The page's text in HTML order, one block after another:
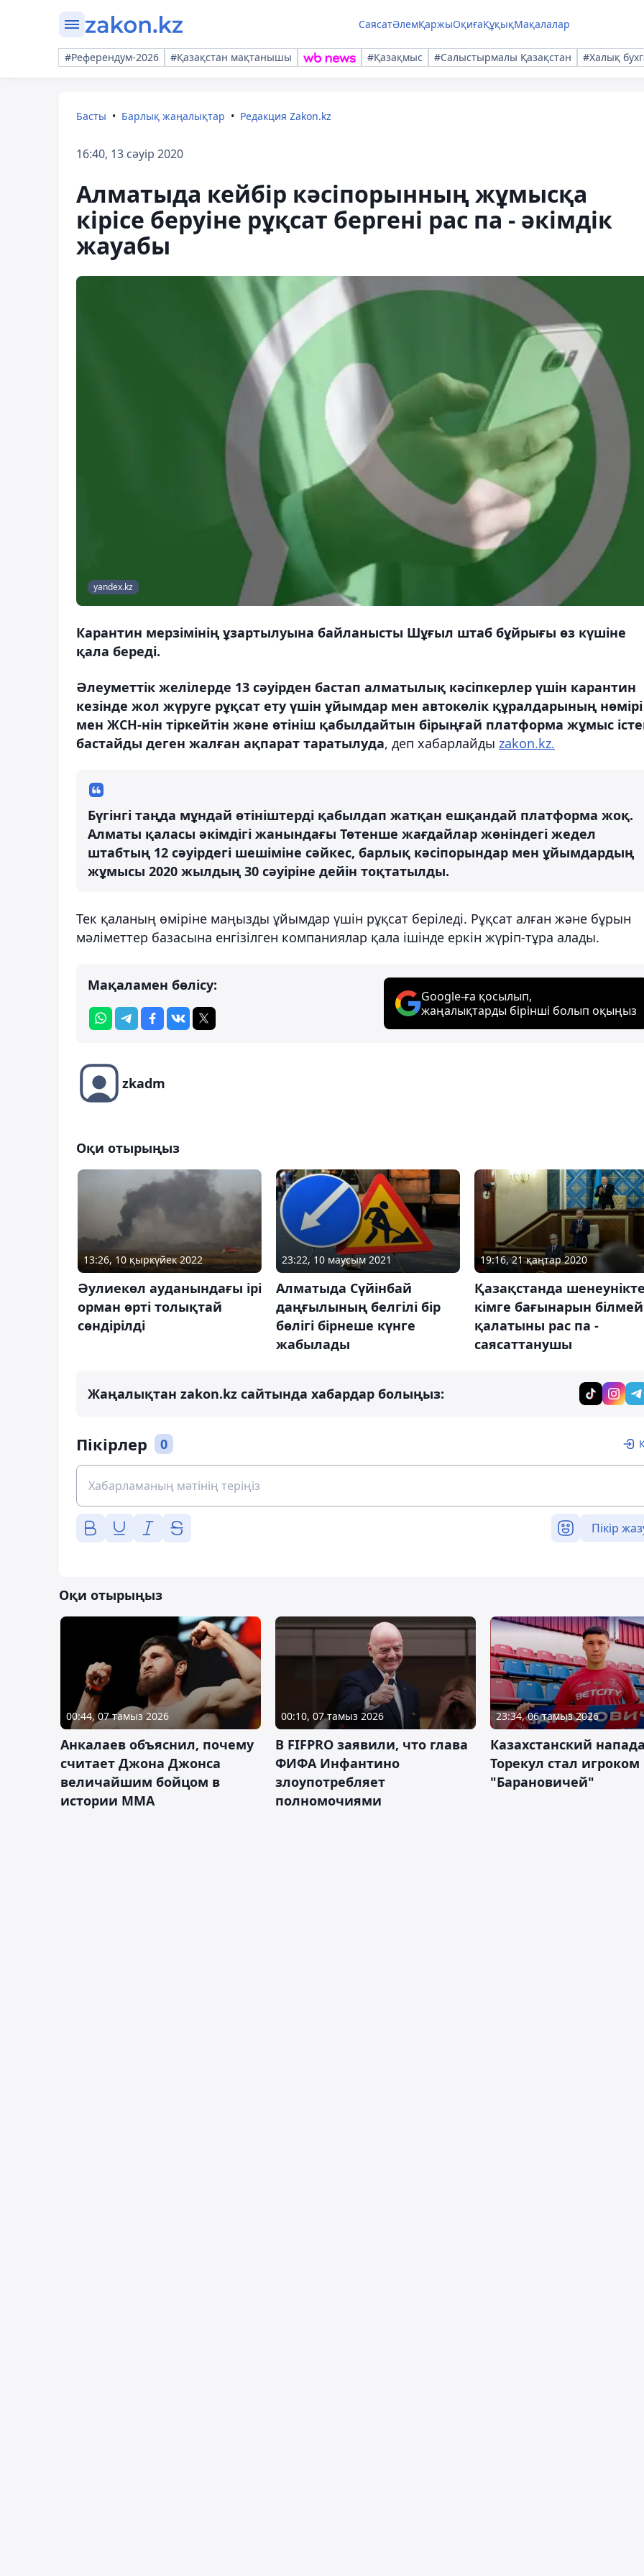
СаясатӘлемҚаржыОқиғаҚұқықМақалалар
#Референдум-2026 #Қазақстан мақтанышы #Қазақмыс #Салыстырмалы Қазақстан #Халық
Басты Барлық жаңалықтар Редакция Zakon.kz
16:40, 13 сәуір 2020
Алматыда кейбір кәсіпорынның жұмысқа
кірісе беруіне рұқсат бергені рас па - әкімдік
жауабы
yandex.kz
Карантин мерзімінің ұзартылуына байланысты Шұғыл штаб бұйрығы өз күшіне
қала береді.
Әлеуметтік желілерде 13 сәуірден бастап алматылық кәсіпкерлер үшін карантин
кезінде жол жүруге рұқсат ету үшін ұйымдар мен автокөлік құралдарының нөмірі
мен ЖСН-нін тіркейтін және өтініш қабылдайтын бірыңғай платформа жұмыс
бастайды деген жалған ақпарат таратылуда, деп хабарлайды zakon.kz.
Бүгінгі таңда мұндай өтініштерді қабылдап жатқан ешқандай платформа жоқ.
Алматы қаласы әкімдігі жанындағы Төтенше жағдайлар жөніндегі жедел
штабтың 12 сәуірдегі шешіміне сәйкес, барлық кәсіпорындар мен ұйымдардың
жұмысы 2020 жылдың 30 сәуіріне дейін тоқтатылды.
Тек қаланың өміріне маңызды ұйымдар үшін рұқсат беріледі. Рұқсат алған және бұрын
мәліметтер базасына енгізілген компаниялар қала ішінде еркін жүріп-тұра алады.
Мақаламен бөлісу:
Google-ға қосылып,
жаңалықтарды бірінші болып оқыңыз
zkadm
Оқи отырыңыз
13:26, 10 қыркүйек 2022
Әулиекөл ауданындағы ірі
орман өрті толықтай
сөндірілді
23:22, 10 маусым 2021
Алматыда Сүйінбай
даңғылының белгілі бір
бөлігі бірнеше күнге
жабылады
19:16, 21 қаңтар 2020
Қазақстанда
кімге бағынарын білмей
қалатыны рас па -
саясаттанушы
Жаңалықтан zakon.kz сайтында хабардар болыңыз:
Пікірлер 0
Пікір
Оқи отырыңыз
00:44, 07 тамыз 2026
Анкалаев объяснил, почему
считает Джона Джонса
величайшим бойцом в
истории ММА
00:10, 07 тамыз 2026
В FIFPRO заявили, что глава
ФИФА Инфантино
злоупотребляет
полномочиями
23:34, 06 тамыз 2026
Казахстанский
Торекул стал игроком
"Барановичей"